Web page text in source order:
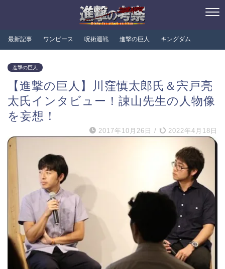
最新記事 ワンピース 呪術迴戦 進撃の巨人 キングダム
進撃の巨人
【進撃の巨人】川窪慎太郎氏＆宍戸亮
太氏インタビュー！諌山先生の人物像
を妄想！
2017年10月26日 / 2022年4月18日